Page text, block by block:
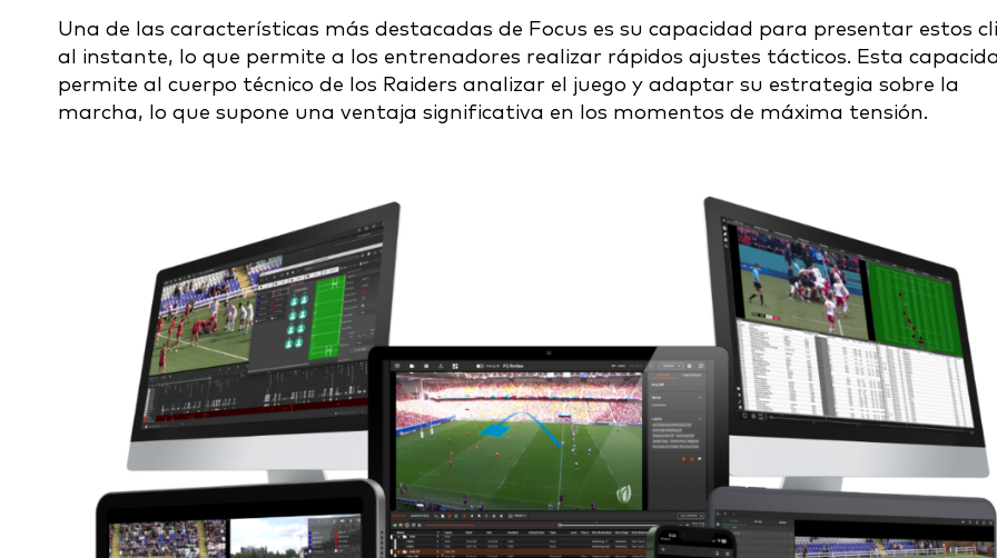
Una de las características más destacadas de Focus es su capacidad para presentar estos
al instante, lo que permite a los entrenadores realizar rápidos ajustes tácticos. Esta
permite al cuerpo técnico de los Raiders analizar el juego y adaptar su estrategia sobre la
marcha, lo que supone una ventaja significativa en los momentos de máxima tensión.